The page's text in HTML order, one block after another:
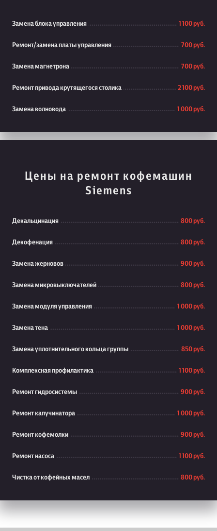
Замена блока управления 1 100 руб.
Ремонт/замена платы управления 700 руб.
Замена магнетрона 700 руб.
Ремонт привода крутящегося столика 2 100 руб.
Замена волновода 1 000 руб.
Цены на ремонт кофемашин
Siemens
Декальцинация 800 руб.
Декофенация 800 руб.
Замена жерновов 900 руб.
Замена микровыключателей 800 руб.
Замена модуля управления 1 000 руб.
Замена тена 1 000 руб.
Замена уплотнительного кольца группы 850 руб.
Комплексная профилактика 1 100 руб.
Ремонт гидросистемы 900 руб.
Ремонт капучинатора 1 000 руб.
Ремонт кофемолки 900 руб.
Ремонт насоса 1 100 руб.
Чистка от кофейных масел 800 руб.